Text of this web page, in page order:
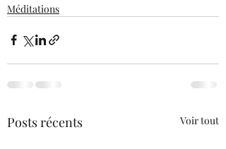
Méditations
Posts récents Voir tout